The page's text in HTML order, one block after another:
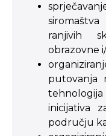
ranjivih
obrazovne
putovanja
inicijativa
području